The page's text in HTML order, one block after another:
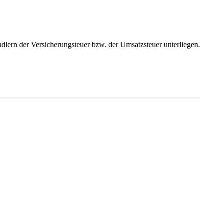
der Versicherungsteuer bzw. der Umsatzsteuer unterliegen.